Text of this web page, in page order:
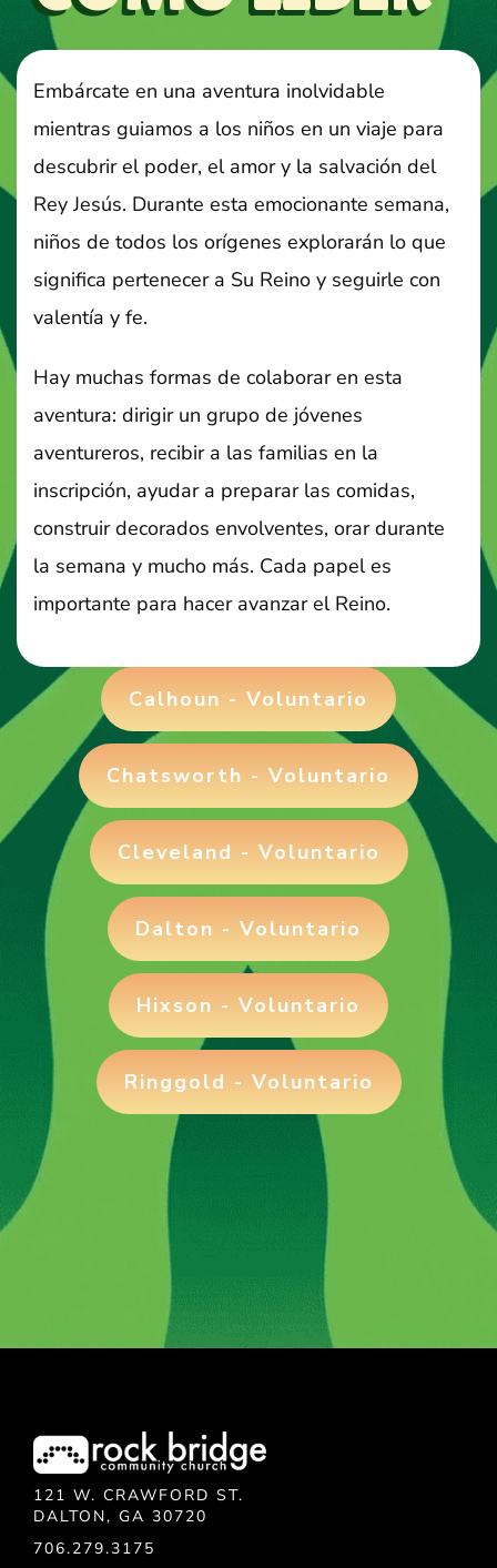
Embárcate en una aventura inolvidable
mientras guiamos a los niños en un viaje para
descubrir el poder, el amor y la salvación del
Rey Jesús. Durante esta emocionante semana,
niños de todos los orígenes explorarán lo que
significa pertenecer a Su Reino y seguirle con
valentía y fe.
Hay muchas formas de colaborar en esta
aventura: dirigir un grupo de jóvenes
aventureros, recibir a las familias en la
inscripción, ayudar a preparar las comidas,
construir decorados envolventes, orar durante
la semana y mucho más. Cada papel es
importante para hacer avanzar el Reino.
Calhoun - Voluntario
Chatsworth - Voluntario
Cleveland - Voluntario
Dalton - Voluntario
Hixson - Voluntario
Ringgold - Voluntario
121 W. CRAWFORD ST.
DALTON, GA 30720
706.279.3175